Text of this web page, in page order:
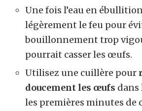
Une fois l’eau en
légèrement le feu pour
bouillonnement trop
pourrait casser les œufs.
Utilisez une cuillère pour
doucement les œufs dans
les premières minutes de